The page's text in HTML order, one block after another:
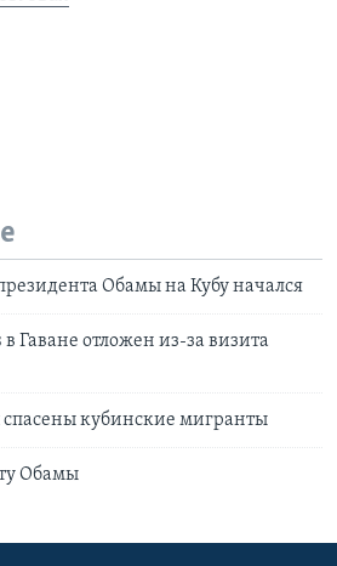
Обамы на Кубу начался
Гаване отложен из-за визита
кубинские мигранты
Обамы